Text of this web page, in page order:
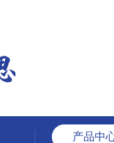
产品中